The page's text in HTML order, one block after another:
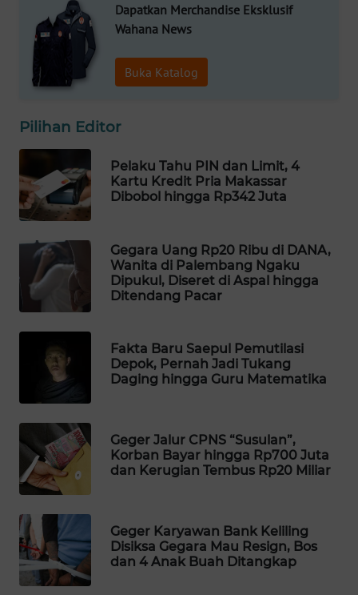
Dapatkan Merchandise Eksklusif
Wahana News
Buka Katalog
Pilihan Editor
Pelaku Tahu PIN dan Limit, 4
Kartu Kredit Pria Makassar
Dibobol hingga Rp342 Juta
Gegara Uang Rp20 Ribu di DANA,
Wanita di Palembang Ngaku
Dipukul, Diseret di Aspal hingga
Ditendang Pacar
Fakta Baru Saepul Pemutilasi
Depok, Pernah Jadi Tukang
Daging hingga Guru Matematika
Geger Jalur CPNS “Susulan”,
Korban Bayar hingga Rp700 Juta
dan Kerugian Tembus Rp20 Miliar
Geger Karyawan Bank Keliling
Disiksa Gegara Mau Resign, Bos
dan 4 Anak Buah Ditangkap
ADVOKAT
WAHANA
INFRASTRUKTUR
KONSUMEN
WAHANA
LISTRIK
TRAVEL
WAHANA
WAHANANEWS
ID
WAHANANEWS
CO ID
WAHANANEWS
NET
WAHANA
SPORT
WAHANA